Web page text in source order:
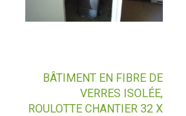
BÂTIMENT EN FIBRE DE
VERRES ISOLÉE,
ROULOTTE CHANTIER 32 X